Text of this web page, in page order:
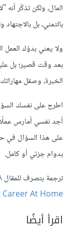
المال، ولكن تذكّر أنه
بالتمني، بل
ولا يعني بدؤك العمل
بعد وقت قصير؛ بل
الخبرة، وصقل
اطرح على نفسك
أجد نفسي أمارس
على هذا السؤال في
بدوام جزئي أو كامل.
ترجمة بتصرف للمقال
At Home
اقرأ أيضًا